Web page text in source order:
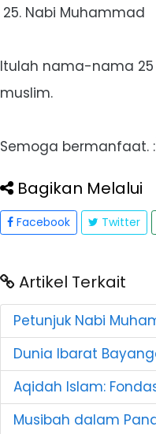
Nabi Muhammad
Itulah nama-nama
muslim.
Semoga bermanfaat.
Bagikan Melalui
Facebook Twitter
Artikel Terkait
Petunjuk Nabi
Dunia Ibarat
Aqidah Islam:
Musibah dalam